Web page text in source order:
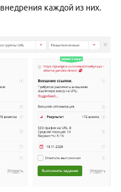
каждой из них.